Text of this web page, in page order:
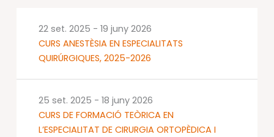
CURS ANESTÈSIA EN ESPECIALITATS
QUIRÚRGIQUES, 2025-2026
22 set. 2025 - 19 juny 2026
CURS DE FORMACIÓ TEÒRICA EN
L’ESPECIALITAT DE CIRURGIA ORTOPÈDICA I
25 set. 2025 - 18 juny 2026